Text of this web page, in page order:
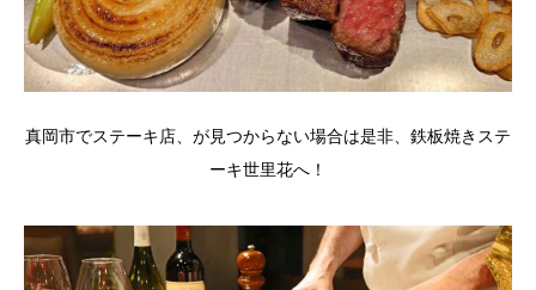
真岡市でステーキ店、が見つからない場合は是非、鉄板焼きステ
ーキ世里花へ！